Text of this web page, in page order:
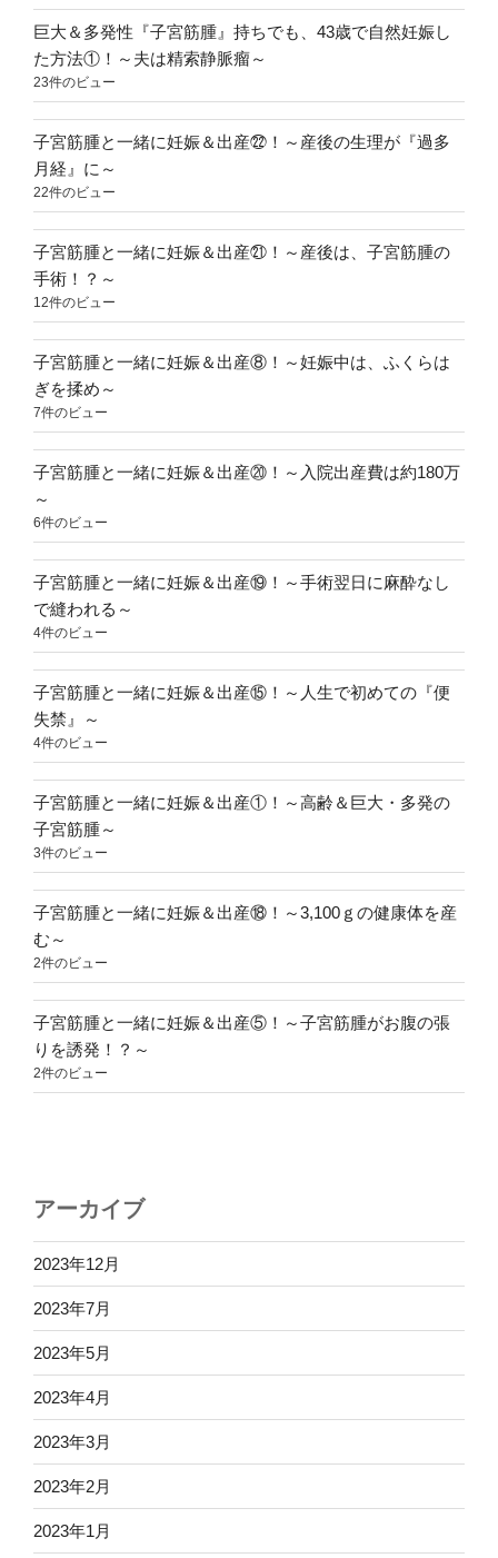
の
張
り
を
誘
発！？
～”
の
巨大＆多発性『子宮筋腫』持ちでも、43歳で自然妊娠し
た方法①！～夫は精索静脈瘤～
23件のビュー
子宮筋腫と一緒に妊娠＆出産㉒！～産後の生理が『過多
月経』に～
22件のビュー
子宮筋腫と一緒に妊娠＆出産㉑！～産後は、子宮筋腫の
手術！？～
12件のビュー
子宮筋腫と一緒に妊娠＆出産⑧！～妊娠中は、ふくらは
ぎを揉め～
7件のビュー
子宮筋腫と一緒に妊娠＆出産⑳！～入院出産費は約180万
～
6件のビュー
子宮筋腫と一緒に妊娠＆出産⑲！～手術翌日に麻酔なし
で縫われる～
4件のビュー
子宮筋腫と一緒に妊娠＆出産⑮！～人生で初めての『便
失禁』～
4件のビュー
子宮筋腫と一緒に妊娠＆出産①！～高齢＆巨大・多発の
子宮筋腫～
3件のビュー
子宮筋腫と一緒に妊娠＆出産⑱！～3,100ｇの健康体を産
む～
2件のビュー
子宮筋腫と一緒に妊娠＆出産⑤！～子宮筋腫がお腹の張
りを誘発！？～
2件のビュー
アーカイブ
2023年12月
2023年7月
2023年5月
2023年4月
2023年3月
2023年2月
2023年1月